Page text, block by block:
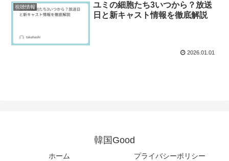
視聴情報
ユミの細胞たち3いつから？放送
日と新キャスト情報を徹底解説
2026.01.01
韓国Good
ホーム プライバシーポリシー